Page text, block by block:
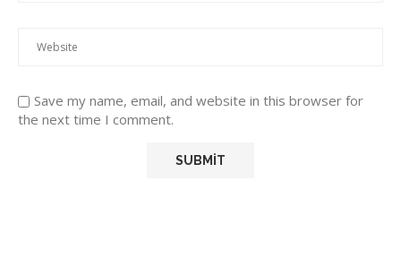
Save my name, email, and website in this browser for
the next time I comment.